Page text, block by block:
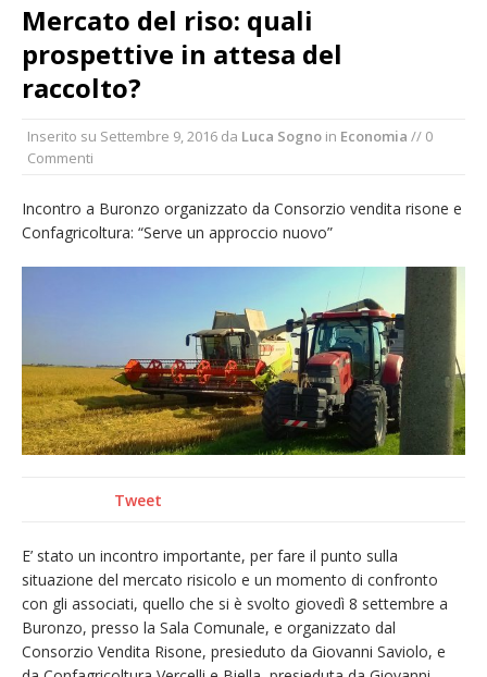
Estate di sagre anche per i mezzi storici della
collezione della Fondazione Marazzato
Pro vs Saluzzo, amichevole di buon riscontro
dell’Asl. Il Comune: «Misura precauzionale e
La Pro verso l’avvio della Stagione
La Regione stanzia oltre 38mila euro per il
carnevale di Santhià. La soddisfazione della
Dieci anni fa l’ingresso a Vercelli
dell’arcivescovo mons. Marco Arnolfo
Mercato del riso: quali
prospettive in attesa del
raccolto?
Inserito su Settembre 9, 2016 da Luca Sogno in Economia // 0
Commenti
Incontro a Buronzo organizzato da Consorzio vendita risone e
Confagricoltura: “Serve un approccio nuovo”
Tweet
E’ stato un incontro importante, per fare il punto sulla
situazione del mercato risicolo e un momento di confronto
con gli associati, quello che si è svolto giovedì 8 settembre a
Buronzo, presso la Sala Comunale, e organizzato dal
Consorzio Vendita Risone, presieduto da Giovanni Saviolo, e